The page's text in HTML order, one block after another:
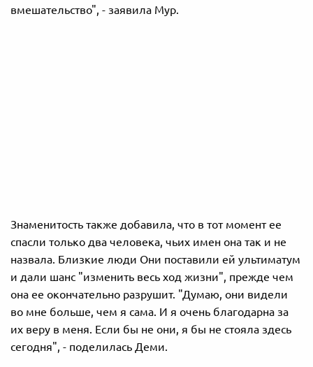
вмешательство", - заявила Мур.
Знаменитость также добавила, что в тот момент ее
спасли только два человека, чьих имен она так и не
назвала. Близкие люди Они поставили ей ультиматум
и дали шанс "изменить весь ход жизни", прежде чем
она ее окончательно разрушит. "Думаю, они видели
во мне больше, чем я сама. И я очень благодарна за
их веру в меня. Если бы не они, я бы не стояла здесь
сегодня", - поделилась Деми.